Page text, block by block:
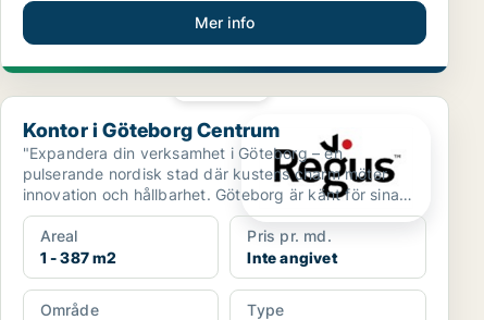
Mer info
Kontor i Göteborg Centrum
Kontor i Göteborg Centrum
"Expandera din verksamhet i Göteborg – en
pulserande nordisk stad där kustens charm möter
innovation och hållbarhet. Göteborg är känt för sina
historiska sta...
Areal
1 - 387 m2
Pris pr. md.
Inte angivet
Område
Type